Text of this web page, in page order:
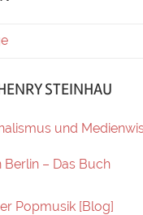
STEINHAU
und
Berlin – Das Buch
Popmusik [Blog]